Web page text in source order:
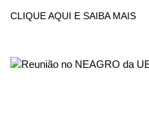
CLIQUE AQUI E SAIBA MAIS